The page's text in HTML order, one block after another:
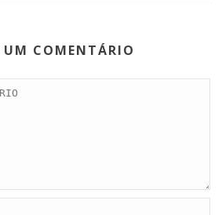
UM COMENTÁRIO